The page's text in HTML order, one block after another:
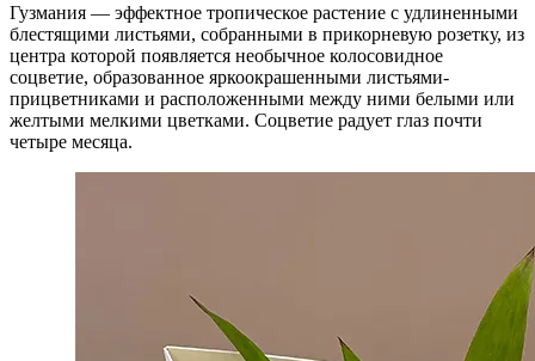
Гузмания — эффектное тропическое растение с удлиненными
блестящими листьями, собранными в прикорневую розетку, из
центра которой появляется необычное колосовидное
соцветие, образованное яркоокрашенными листьями-
прицветниками и расположенными между ними белыми или
желтыми мелкими цветками. Соцветие радует глаз почти
четыре месяца.